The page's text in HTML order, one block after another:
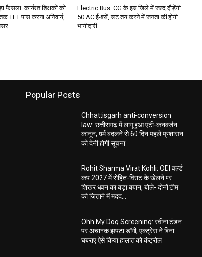
फैसला: कार्यरत शिक्षकों को
TET पास करना अनिवार्य,
Electric Bus: CG के इस जिले में जल्द दौड़ेंगी
50 AC ई-बसें, रूट तय करने में जनता की होगी
भागीदारी
Popular Posts
Chhattisgarh anti-conversion
law: छत्तीसगढ़ में लागू हुआ एंटी-कनवर्जन
कानून, धर्म बदलने से 60 दिन पहले प्रशासन
को देनी होगी सूचना
Rohit Sharma Virat Kohli: ODI वर्ल्ड
कप 2027 में रोहित-विराट के खेलने पर
शिखर धवन का बड़ा बयान, बोले- दोनों टीम
को जिताने में मदद...
Ohh My Dog Screening: रवीना टंडन
पर अचानक झपटा डॉगी, एक्ट्रेस ने बिना
घबराए ऐसे किया हालात को कंट्रोल